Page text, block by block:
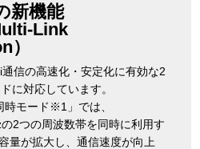
新機能
Link
）
信の高速化・安定化に有効な2
に対応しています。
モード※1」では、
2つの周波数帯を同時に利用す
量が拡大し、通信速度が向上